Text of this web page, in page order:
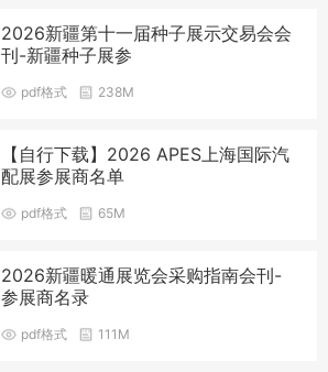
2026新疆第十一届种子展示交易会会
刊-新疆种子展参
pdf格式 238M
【自行下载】2026 APES上海国际汽
配展参展商名单
pdf格式 65M
2026新疆暖通展览会采购指南会刊-
参展商名录
pdf格式 111M